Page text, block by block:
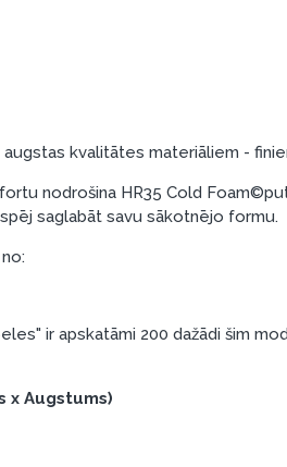
kvalitātes materiāliem -
nodrošina HR35 Cold
saglabāt savu sākotnējo formu.
ir apskatāmi 200 dažādi šim
x Augstums)